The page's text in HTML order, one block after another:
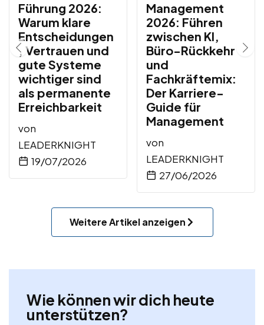
Führung 2026:
Warum klare
Entscheidungen
, Vertrauen und
gute Systeme
wichtiger sind
als permanente
Erreichbarkeit
von
LEADERKNIGHT
19/07/2026
Management
2026: Führen
zwischen KI,
Büro-Rückkehr
und
Fachkräftemix:
Der Karriere-
Guide für
Management
von
LEADERKNIGHT
27/06/2026
Weitere Artikel anzeigen
Wie können wir dich heute
unterstützen?